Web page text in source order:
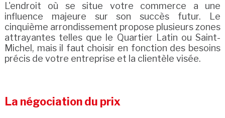
L'endroit où se situe votre commerce a une
influence majeure sur son succès futur. Le
cinquième arrondissement propose plusieurs zones
attrayantes telles que le Quartier Latin ou Saint-
Michel, mais il faut choisir en fonction des besoins
précis de votre entreprise et la clientèle visée.
La négociation du prix